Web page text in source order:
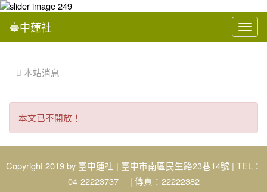
臺中蓮社
 本站消息
本
文
已
不
本文已不開放！
Copyright 2019 by 臺中蓮社 | 臺中市南區民生路23巷14號 | TEL：
04-22223737 | 傳真：22222382